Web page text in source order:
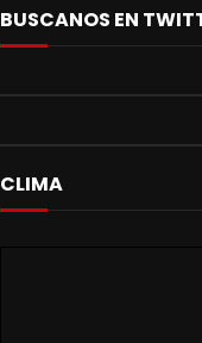
BUSCANOS EN
CLIMA